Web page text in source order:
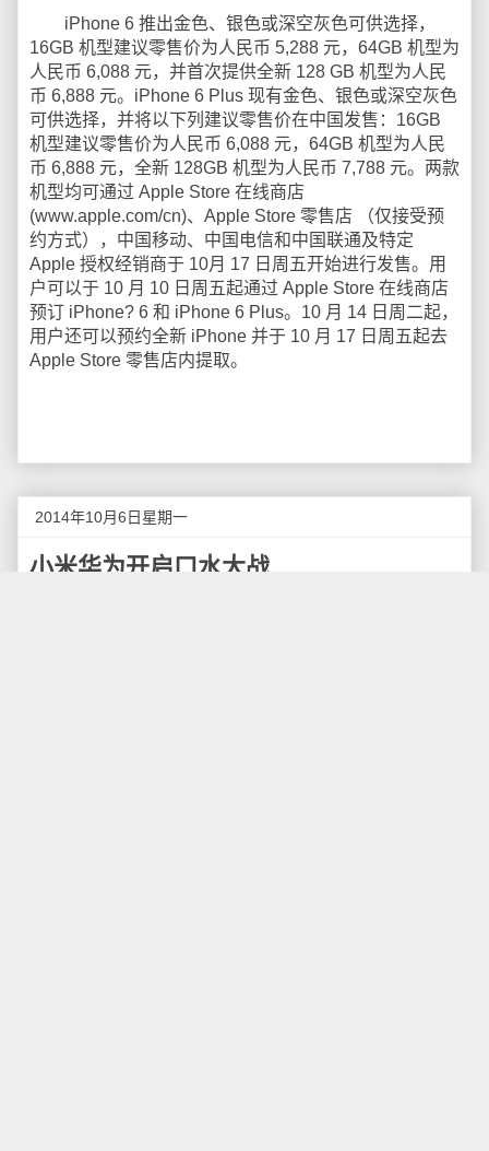
iPhone 6 推出金色、银色或深空灰色可供选择，
16GB 机型建议零售价为人民币 5,288 元，64GB 机型为
人民币 6,088 元，并首次提供全新 128 GB 机型为人民
币 6,888 元。iPhone 6 Plus 现有金色、银色或深空灰色
可供选择，并将以下列建议零售价在中国发售：16GB
机型建议零售价为人民币 6,088 元，64GB 机型为人民
币 6,888 元，全新 128GB 机型为人民币 7,788 元。两款
机型均可通过 Apple Store 在线商店
(www.apple.com/cn)、Apple Store 零售店 （仅接受预
约方式），中国移动、中国电信和中国联通及特定
Apple 授权经销商于 10月 17 日周五开始进行发售。用
户可以于 10 月 10 日周五起通过 Apple Store 在线商店
预订 iPhone? 6 和 iPhone 6 Plus。10 月 14 日周二起，
用户还可以预约全新 iPhone 并于 10 月 17 日周五起去
Apple Store 零售店内提取。
2014年10月6日星期一
小米华为开启口水大战